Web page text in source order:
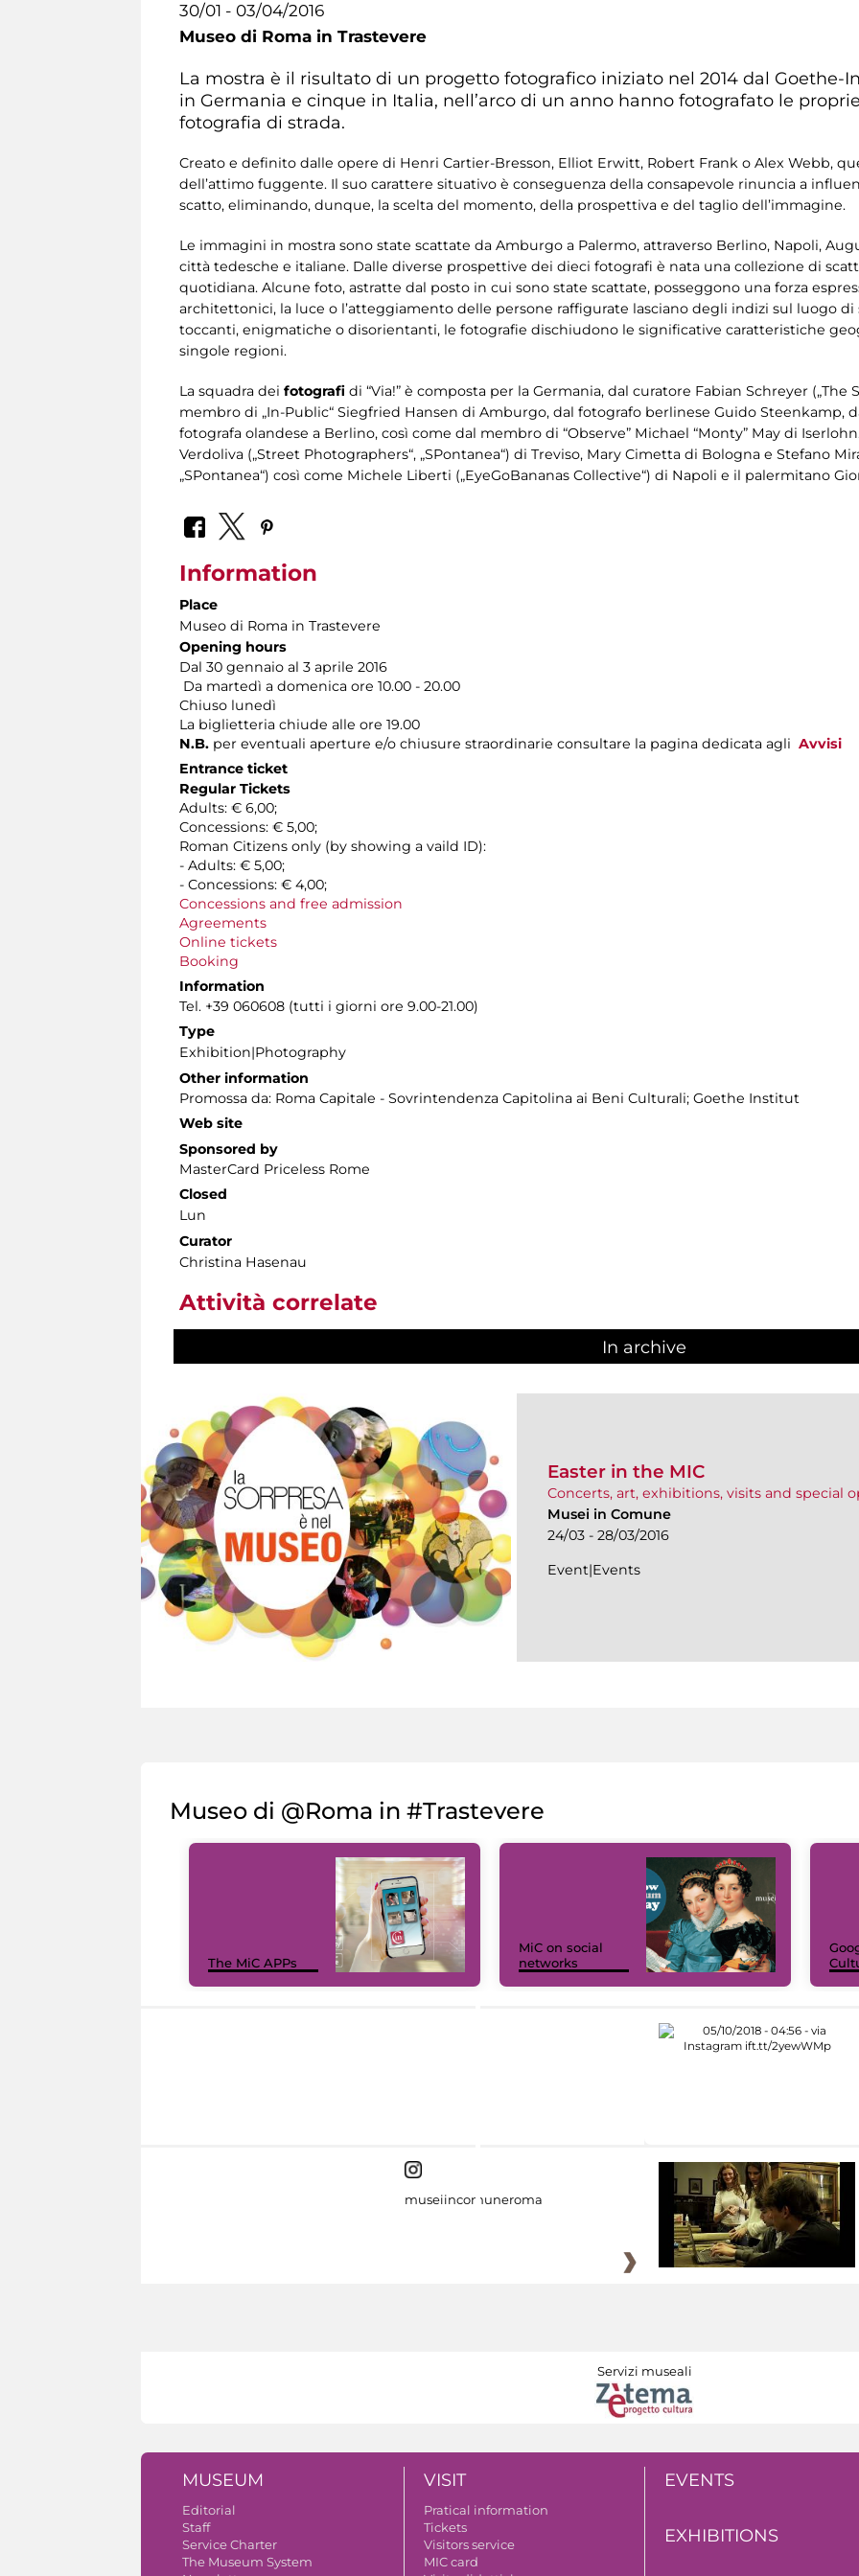
30/01 - 03/04/2016
Museo di Roma in Trastevere
La mostra è il risultato di un progetto fotografico iniziato nel 2014 dal Goethe-
in Germania e cinque in Italia, nell’arco di un anno hanno fotografato le
fotografia di strada.
Creato e definito dalle opere di Henri Cartier-Bresson, Elliot Erwitt, Robert Frank o Alex Webb,
dell’attimo fuggente. Il suo carattere situativo è conseguenza della consapevole rinuncia a
scatto, eliminando, dunque, la scelta del momento, della prospettiva e del taglio dell’immagine.
Le immagini in mostra sono state scattate da Amburgo a Palermo, attraverso Berlino, Napoli,
città tedesche e italiane. Dalle diverse prospettive dei dieci fotografi è nata una collezione di
quotidiana. Alcune foto, astratte dal posto in cui sono state scattate, posseggono una forza
architettonici, la luce o l’atteggiamento delle persone raffigurate lasciano degli indizi sul luogo
toccanti, enigmatiche o disorientanti, le fotografie dischiudono le significative caratteristiche
singole regioni.
La squadra dei fotografi di “Via!” è composta per la Germania, dal curatore Fabian Schreyer
membro di „In-Public“ Siegfried Hansen di Amburgo, dal fotografo berlinese Guido Steenkamp,
fotografa olandese a Berlino, così come dal membro di “Observe” Michael “Monty” May di
Verdoliva („Street Photographers“, „SPontanea“) di Treviso, Mary Cimetta di Bologna e Stefano
„SPontanea“) così come Michele Liberti („EyeGoBananas Collective“) di Napoli e il palermitano
Information
Place
Museo di Roma in Trastevere
Opening hours
Dal 30 gennaio al 3 aprile 2016
Da martedì a domenica ore 10.00 - 20.00
Chiuso lunedì
La biglietteria chiude alle ore 19.00
N.B. per eventuali aperture e/o chiusure straordinarie consultare la pagina dedicata agli Avvisi
Entrance ticket
Regular Tickets
Adults: € 6,00;
Concessions: € 5,00;
Roman Citizens only (by showing a vaild ID):
- Adults: € 5,00;
- Concessions: € 4,00;
Concessions and free admission
Agreements
Online tickets
Booking
Information
Tel. +39 060608 (tutti i giorni ore 9.00-21.00)
Type
Exhibition|Photography
Other information
Promossa da: Roma Capitale - Sovrintendenza Capitolina ai Beni Culturali; Goethe Institut
Web site
Sponsored by
MasterCard Priceless Rome
Closed
Lun
Curator
Christina Hasenau
Attività correlate
In archive
Easter in the MIC
Concerts, art, exhibitions, visits and special
Musei in Comune
24/03 - 28/03/2016
Event|Events
Museo di @Roma in #Trastevere
The MiC APPs
MiC on social
networks
museiincomuneroma
Servizi museali
MUSEUM
Editorial
Staff
Service Charter
The Museum System
VISIT
Pratical information
Tickets
Visitors service
MIC card
EVENTS
EXHIBITIONS